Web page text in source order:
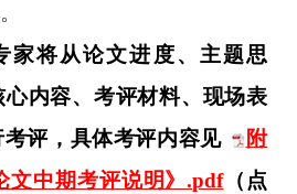
家将从论文进度、主题思
内容、考评材料、现场表
评，具体考评内容见
附
文中期考评说明》.pdf（点